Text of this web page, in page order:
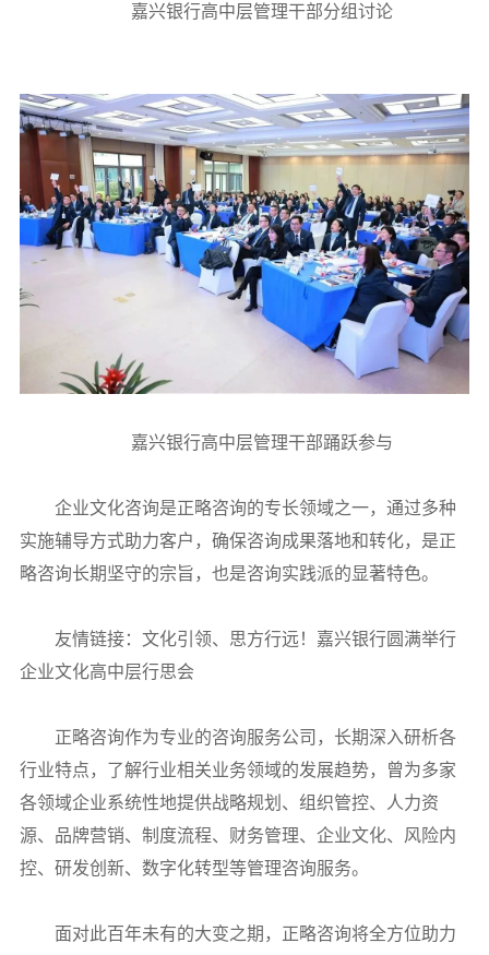
嘉兴银行高中层管理干部分组讨论
嘉兴银行高中层管理干部踊跃参与
企业文化咨询是正略咨询的专长领域之一，通过多种
实施辅导方式助力客户，确保咨询成果落地和转化，是正
略咨询长期坚守的宗旨，也是咨询实践派的显著特色。
友情链接： 文化引领、思方行远！嘉兴银行圆满举行
企业文化高中层行思会
正略咨询作为专业的咨询服务公司，长期深入研析各
行业特点，了解行业相关业务领域的发展趋势，曾为多家
各领域企业系统性地提供战略规划、组织管控、人力资
源、品牌营销、制度流程、财务管理、企业文化、风险内
控、研发创新、数字化转型等管理咨询服务。
面对此百年未有的大变之期，正略咨询将全方位助力